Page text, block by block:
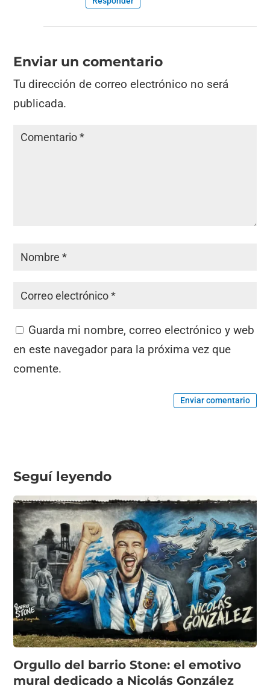
Enviar un comentario
Tu dirección de correo electrónico no será
publicada.
Guarda mi nombre, correo electrónico y web
en este navegador para la próxima vez que
comente.
Enviar comentario
Seguí leyendo
Orgullo del barrio Stone: el emotivo
mural dedicado a Nicolás González